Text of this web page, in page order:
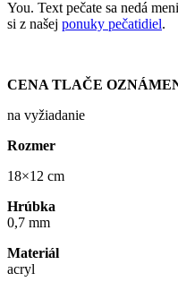
You. Text pečate sa nedá
si z našej ponuky pečatidiel.
CENA TLAČE
na vyžiadanie
Rozmer
18×12 cm
Hrúbka
0,7 mm
Materiál
acryl